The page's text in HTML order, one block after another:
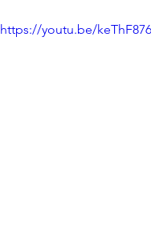
https://youtu.be/